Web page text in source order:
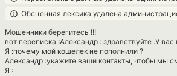
Обсценная лексика удалена
Мошенники берегитесь !!!
вот переписка :Александр : здравствуйте .У
Я :почему мой кошелек не пополнили ?
Александр :укажите ваши контакты, чтобы мы
Я :